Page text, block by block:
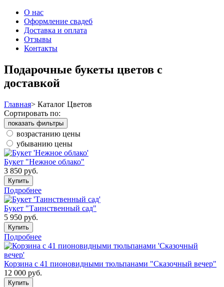
О нас
Оформление свадеб
Доставка и оплата
Отзывы
Контакты
Подарочные букеты цветов с
доставкой
Главная> Каталог Цветов
Сортировать по:
показать фильтры
возрастанию цены
убыванию цены
Букет "Нежное облако"
3 850 руб.
Купить
Подробнее
Букет "Таинственный сад"
5 950 руб.
Купить
Подробнее
Корзина с 41 пионовидными тюльпанами "Сказочный вечер"
12 000 руб.
Купить